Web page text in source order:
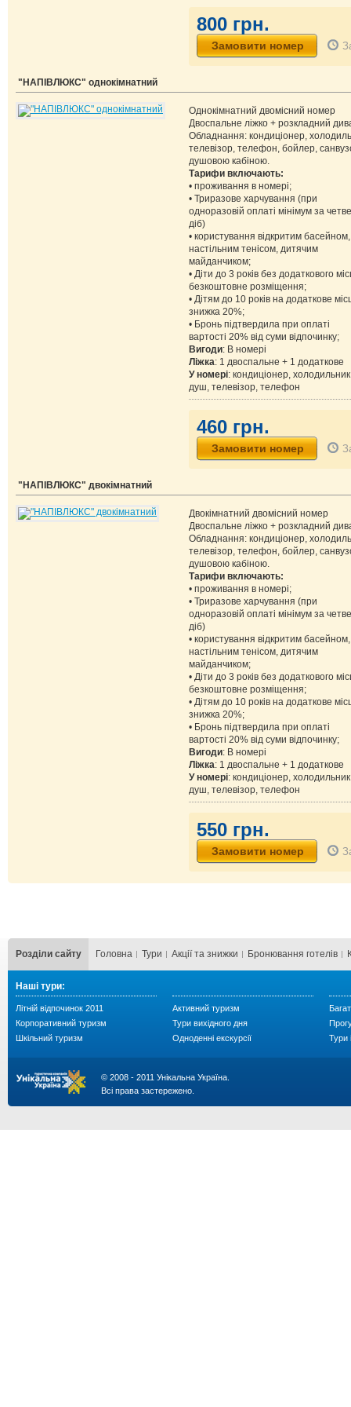
800 грн.
"НАПІВЛЮКС" однокімнатний
Однокімнатний двомісний номер
Двоспальне ліжко + розкладний
Обладнання: кондиціонер,
телевізор, телефон, бойлер,
душовою кабіною.
Тарифи включають:
• проживання в номері;
• Триразове харчування (при
одноразовій оплаті мінімум за
діб)
• користування відкритим басейном,
настільним тенісом, дитячим
майданчиком;
• Діти до 3 років без додаткового
безкоштовне розміщення;
• Дітям до 10 років на додаткове
знижка 20%;
• Бронь підтвердила при оплаті
вартості 20% від суми відпочинку;
Вигоди: В номері
Ліжка: 1 двоспальне + 1 додаткове
У номері: кондиціонер,
душ, телевізор, телефон
460 грн.
"НАПІВЛЮКС" двокімнатний
Двокімнатний двомісний номер
Двоспальне ліжко + розкладний
Обладнання: кондиціонер,
телевізор, телефон, бойлер,
душовою кабіною.
Тарифи включають:
• проживання в номері;
• Триразове харчування (при
одноразовій оплаті мінімум за
діб)
• користування відкритим басейном,
настільним тенісом, дитячим
майданчиком;
• Діти до 3 років без додаткового
безкоштовне розміщення;
• Дітям до 10 років на додаткове
знижка 20%;
• Бронь підтвердила при оплаті
вартості 20% від суми відпочинку;
Вигоди: В номері
Ліжка: 1 двоспальне + 1 додаткове
У номері: кондиціонер,
душ, телевізор, телефон
550 грн.
Розділи сайту Головна Тури Акції та знижки Бронювання готелів
Наші тури:
Літній відпочинок 2011
Корпоративний туризм
Шкільний туризм
Активний туризм
Тури вихідного дня
Одноденні екскурсії
Тури
© 2008 - 2011 Унікальна Україна.
Всі права застережено.